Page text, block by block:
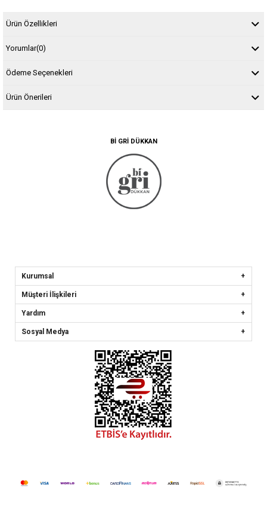
Ürün Özellikleri
Yorumlar(0)
Ödeme Seçenekleri
Ürün Önerileri
BI GRI DÜKKAN
Kurumsal
Müşteri İlişkileri
Yardım
Sosyal Medya